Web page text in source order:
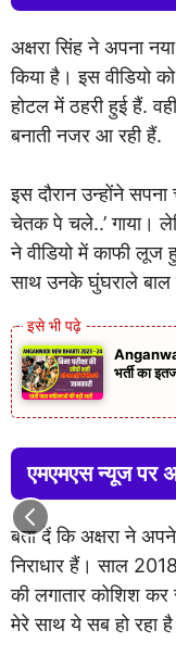
अक्षरा सिंह ने अपना
किया है। इस वीडियो
होटल में ठहरी हुई हैं.
बनाती नजर आ रही हैं.
इस दौरान उन्होंने सपना
चेतक पे चले..’ गाया।
ने वीडियो में काफी
साथ उनके घुंघराले
भर्ती का
एमएमएस न्यूज पर
बता दें कि अक्षरा ने
निराधार हैं। साल
की लगातार कोशिश
मेरे साथ ये सब हो रहा